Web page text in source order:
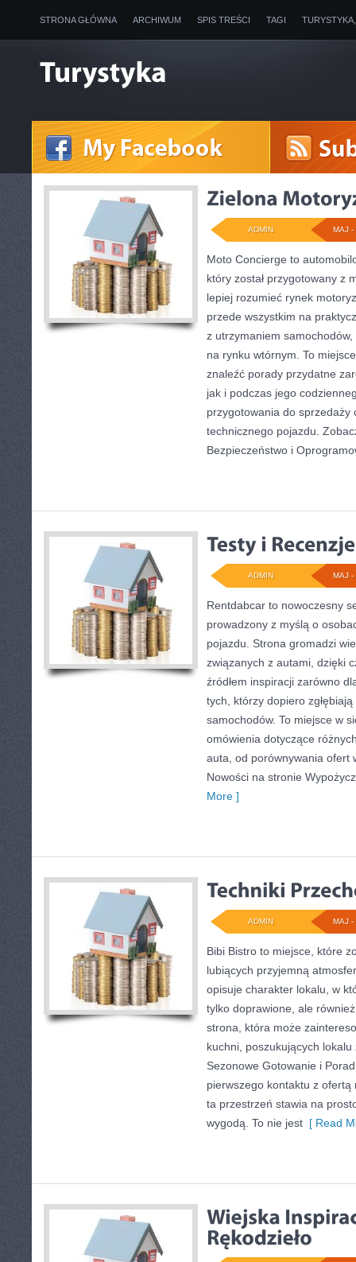
STRONA GŁÓWNA ARCHIWUM SPIS TREŚCI TAGI
MAJ -
ADMIN
Moto Concierge to
który został przygotowany z
lepiej rozumieć rynek
przede wszystkim na
z utrzymaniem
na rynku wtórnym. To
znaleźć porady przydatne
jak i podczas jego
przygotowania do sprzedaży
technicznego pojazdu.
Bezpieczeństwo i
MAJ -
ADMIN
Rentdabcar to nowoczesny
prowadzony z myślą o
pojazdu. Strona gromadzi
związanych z autami, dzięki
źródłem inspiracji zarówno
tych, którzy dopiero
samochodów. To miejsce w
omówienia dotyczące
auta, od porównywania ofert
Nowości na stronie
More ]
MAJ -
ADMIN
Bibi Bistro to miejsce, które
lubiących przyjemną
opisuje charakter lokalu, w
tylko doprawione, ale
strona, która może
kuchni, poszukujących
Sezonowe Gotowanie i
pierwszego kontaktu z
ta przestrzeń stawia na
wygodą. To nie jest [ Read